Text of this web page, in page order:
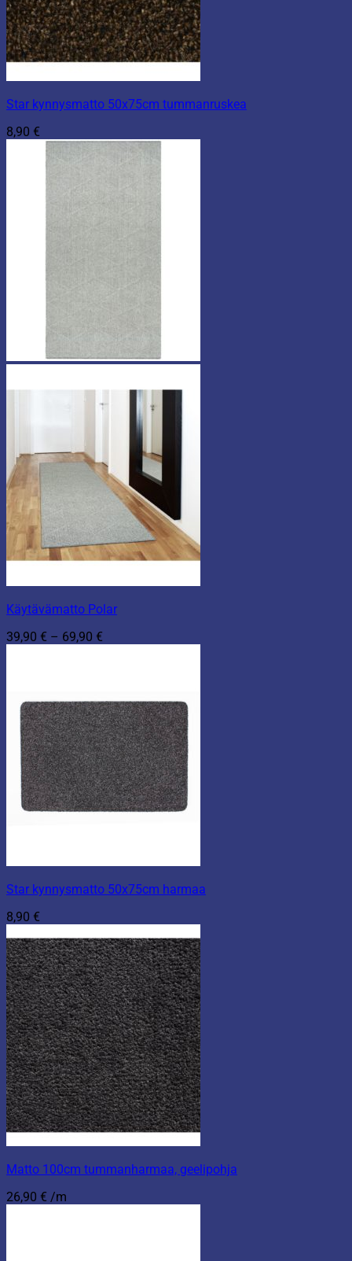
Star kynnysmatto 50x75cm tummanruskea
8,90 €
Käytävämatto Polar
39,90 € – 69,90 €
Star kynnysmatto 50x75cm harmaa
8,90 €
Matto 100cm tummanharmaa, geelipohja
26,90 € /m